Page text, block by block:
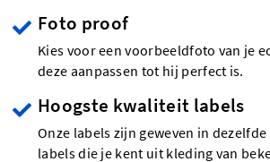
Foto proof
Kies voor een voorbeeldfoto van je
deze aanpassen tot hij perfect is.
Hoogste kwaliteit labels
Onze labels zijn geweven in
labels die je kent uit kleding van